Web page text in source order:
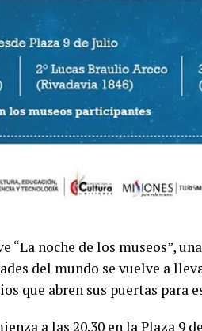
“La noche de los museos”,
del mundo se vuelve a
que abren sus puertas para
a las 20.30 en la Plaza 9